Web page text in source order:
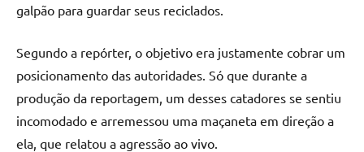
galpão para guardar seus reciclados.
Segundo a repórter, o objetivo era justamente cobrar um
posicionamento das autoridades. Só que durante a
produção da reportagem, um desses catadores se sentiu
incomodado e arremessou uma maçaneta em direção a
ela, que relatou a agressão ao vivo.